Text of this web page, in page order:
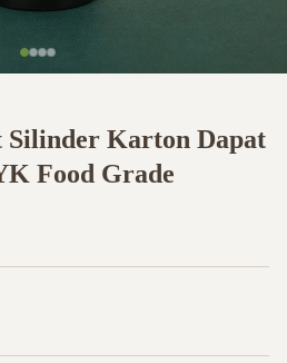
Silinder Karton Dapat
Food Grade